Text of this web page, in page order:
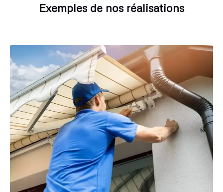
Exemples de nos réalisations